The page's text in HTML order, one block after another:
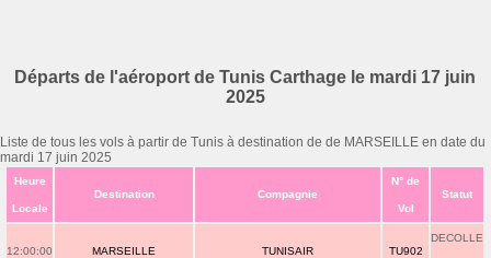
Départs de l'aéroport de Tunis Carthage le mardi 17 juin
2025
Liste de tous les vols à partir de Tunis à destination de de MARSEILLE en date du
mardi 17 juin 2025
Heure
Locale
Destination Compagnie
N° de
Vol
Statut
12:00:00 MARSEILLE TUNISAIR TU902
DECOLLE